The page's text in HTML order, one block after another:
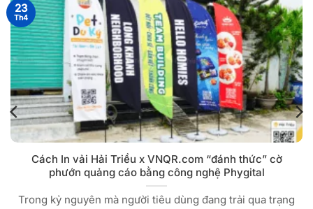
Cách In vải Hải Triều x VNQR.com “đánh thức” cờ
phướn quảng cáo bằng công nghệ Phygital
Trong kỷ nguyên mà người tiêu dùng đang trải qua trạng
23
Th4